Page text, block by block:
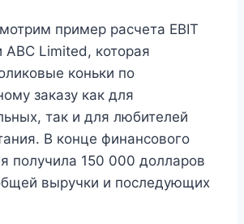
пример расчета EBIT
Limited, которая
коньки по
заказу как для
так и для любителей
В конце финансового
получила 150 000 долларов
выручки и последующих